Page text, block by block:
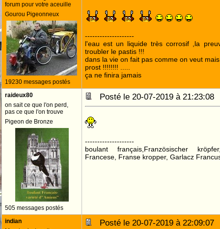
forum pour votre aceuille
Gourou Pigeonneux
19230 messages postés
--------------------
l'eau est un liquide très corrosif ,la
troubler le pastis !!!
dans la vie on fait pas comme on veut
prost !!!!!!!! .....
ça ne finira jamais
raideux80
on sait ce que l'on perd,
pas ce que l'on trouve
Pigeon de Bronze
505 messages postés
Posté le 20-07-2019 à
--------------------
boulant français,Französischer
Francese, Franse kropper, Garlacz
indian
Posté le 20-07-2019 à